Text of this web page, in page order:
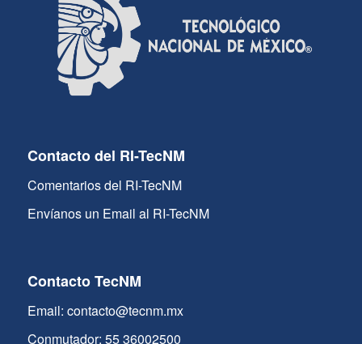
Contacto del RI-TecNM
Comentarios del RI-TecNM
Envíanos un Email al RI-TecNM
Contacto TecNM
Email: contacto@tecnm.mx
Conmutador: 55 36002500